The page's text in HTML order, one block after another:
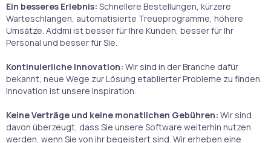
Ein besseres Erlebnis: Schnellere Bestellungen, kürzere
Warteschlangen, automatisierte Treueprogramme, höhere
Umsätze. Addmi ist besser für Ihre Kunden, besser für Ihr
Personal und besser für Sie.
Kontinuierliche Innovation: Wir sind in der Branche dafür
bekannt, neue Wege zur Lösung etablierter Probleme zu finden.
Innovation ist unsere Inspiration.
Keine Verträge und keine monatlichen Gebühren: Wir sind
davon überzeugt, dass Sie unsere Software weiterhin nutzen
werden, wenn Sie von ihr begeistert sind. Wir erheben eine